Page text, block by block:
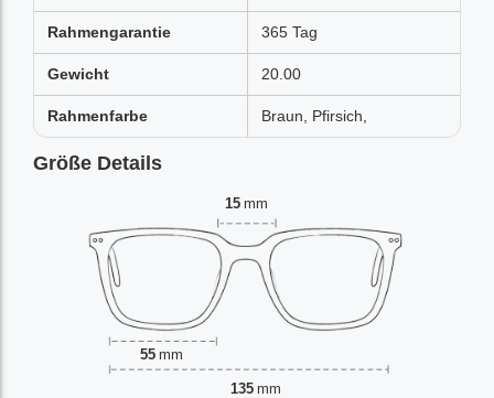
Rahmengarantie 365 Tag
Gewicht 20.00
Rahmenfarbe Braun, Pfirsich,
Größe Details
15 mm
55 mm
135 mm